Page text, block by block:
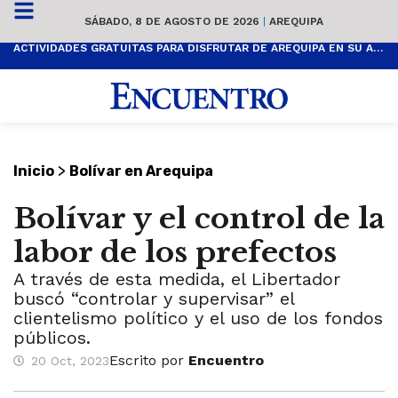
SÁBADO, 8 DE AGOSTO DE 2026 | AREQUIPA
ACTIVIDADES GRATUITAS PARA DISFRUTAR DE AREQUIPA EN SU ANIVERSARIO
Inicio > Bolívar en Arequipa
Bolívar y el control de la
labor de los prefectos
A través de esta medida, el Libertador
buscó “controlar y supervisar” el
clientelismo político y el uso de los fondos
públicos.
20 Oct, 2023Escrito por Encuentro